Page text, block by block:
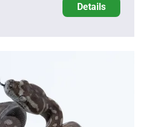
Details